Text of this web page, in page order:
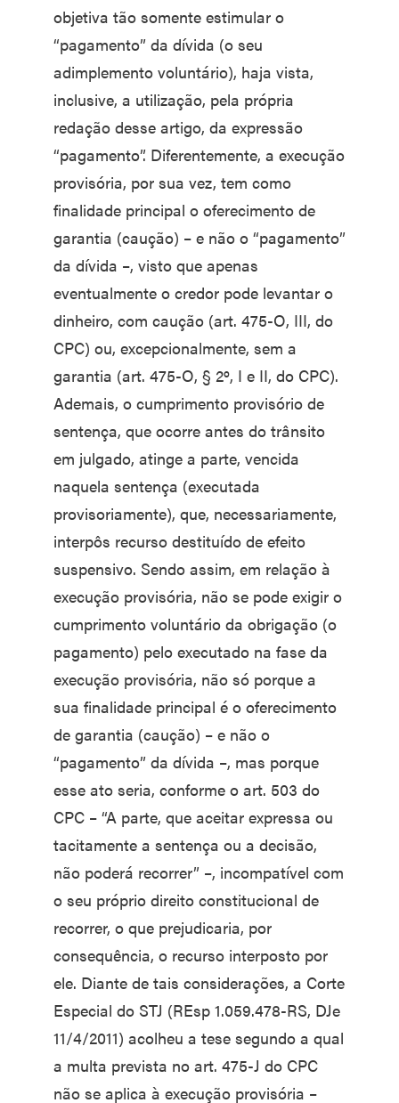
objetiva tão somente estimular o
“pagamento” da dívida (o seu
adimplemento voluntário), haja vista,
inclusive, a utilização, pela própria
redação desse artigo, da expressão
“pagamento”. Diferentemente, a execução
provisória, por sua vez, tem como
finalidade principal o oferecimento de
garantia (caução) – e não o “pagamento”
da dívida –, visto que apenas
eventualmente o credor pode levantar o
dinheiro, com caução (art. 475-O, III, do
CPC) ou, excepcionalmente, sem a
garantia (art. 475-O, § 2º, I e II, do CPC).
Ademais, o cumprimento provisório de
sentença, que ocorre antes do trânsito
em julgado, atinge a parte, vencida
naquela sentença (executada
provisoriamente), que, necessariamente,
interpôs recurso destituído de efeito
suspensivo. Sendo assim, em relação à
execução provisória, não se pode exigir o
cumprimento voluntário da obrigação (o
pagamento) pelo executado na fase da
execução provisória, não só porque a
sua finalidade principal é o oferecimento
de garantia (caução) – e não o
“pagamento” da dívida –, mas porque
esse ato seria, conforme o art. 503 do
CPC – “A parte, que aceitar expressa ou
tacitamente a sentença ou a decisão,
não poderá recorrer” –, incompatível com
o seu próprio direito constitucional de
recorrer, o que prejudicaria, por
consequência, o recurso interposto por
ele. Diante de tais considerações, a Corte
Especial do STJ (REsp 1.059.478-RS, DJe
11/4/2011) acolheu a tese segundo a qual
a multa prevista no art. 475-J do CPC
não se aplica à execução provisória –